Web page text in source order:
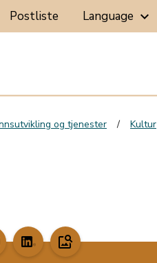
Postliste Language keyboard_arrow_down
og tjenester Kultur
image_search